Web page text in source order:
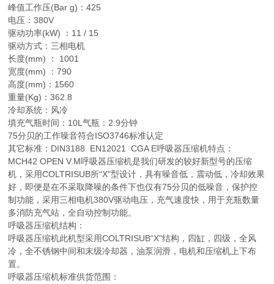
峰值工作压(Bar g)：425
电压：380V
驱动功率(kW) ：11 / 15
驱动方式：三相电机
长度(mm) ： 1001
宽度(mm) ：790
高度(mm)：1560
重量(Kg)：362.8
冷却系统：风冷
填充气瓶时间：10L气瓶：2.9分钟
75分贝的工作噪音符合ISO3746标准认定
其它标准：DIN3188 EN12021 CGA E呼吸器压缩机特点：
MCH42 OPEN V.M呼吸器压缩机是我们研发的较好新型号的压缩
机，采用COLTRISUB所“X"型设计，具有噪音低，震动低，冷却效果
好，即便是在不采取降噪的条件下也仅有75分贝的低噪音，保护控
制功能，采用三相电机380V驱动电压，充气速度快，用于充瓶数量
多消防充气站，全自动控制功能。
呼吸器压缩机结构：
呼吸器压缩机此机型采用COLTRISUB“X"结构，四缸，四级，全风
冷，全不锈钢中间和末级冷却器，油泵润滑，电机和压缩机上下布
置。
呼吸器压缩机标准供货范围：